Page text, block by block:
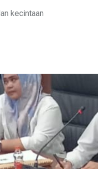
kecintaan